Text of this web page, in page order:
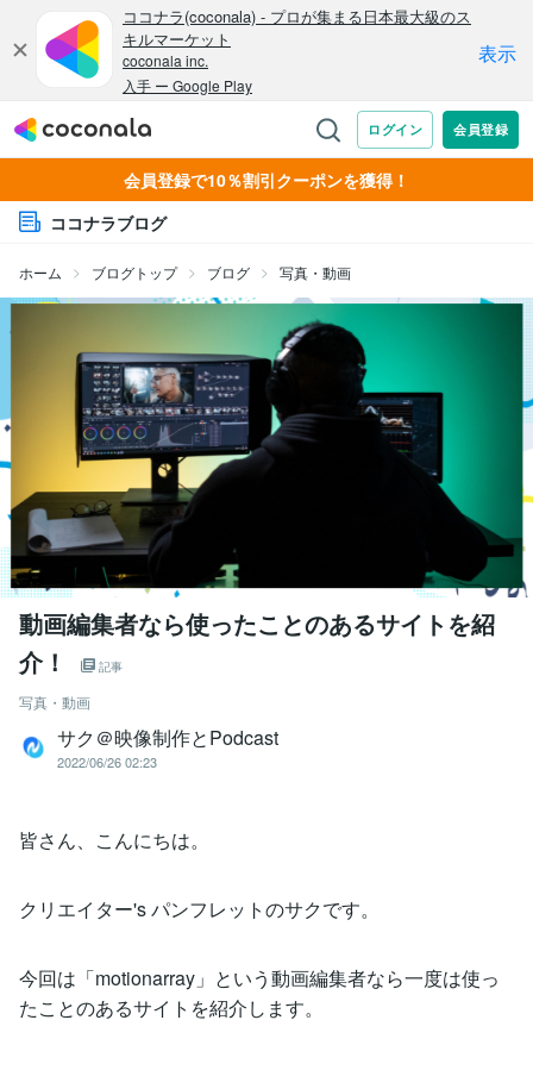
会員登録で10％割引クーポンを獲得！
ココナラブログ
ホーム ブログトップ ブログ 写真・動画
動画編集者なら使ったことのあるサイトを紹
介！
記事
写真・動画
サク＠映像制作とPodcast
2022/06/26 02:23
皆さん、こんにちは。
クリエイター's パンフレットのサクです。
今回は「motionarray」という動画編集者なら一度は使っ
たことのあるサイトを紹介します。